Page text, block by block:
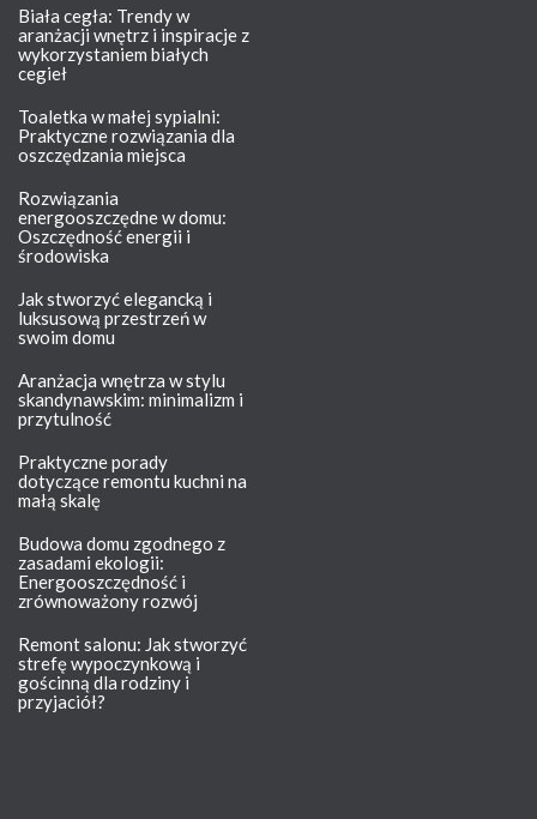
Biała cegła: Trendy w
aranżacji wnętrz i inspiracje z
wykorzystaniem białych
cegieł
Toaletka w małej sypialni:
Praktyczne rozwiązania dla
oszczędzania miejsca
Rozwiązania
energooszczędne w domu:
Oszczędność energii i
środowiska
Jak stworzyć elegancką i
luksusową przestrzeń w
swoim domu
Aranżacja wnętrza w stylu
skandynawskim: minimalizm i
przytulność
Praktyczne porady
dotyczące remontu kuchni na
małą skalę
Budowa domu zgodnego z
zasadami ekologii:
Energooszczędność i
zrównoważony rozwój
Remont salonu: Jak stworzyć
strefę wypoczynkową i
gościnną dla rodziny i
przyjaciół?